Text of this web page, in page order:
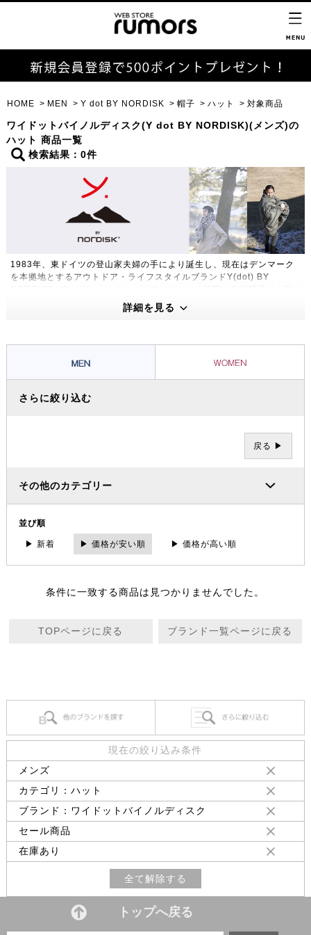
HOME MEN Y dot BY NORDISK 帽子 ハット 対象商品
ワイドットバイノルディスク(Y dot BY NORDISK)(メンズ)の
ハット 商品一覧
検索結果：0件
1983年、東ドイツの登山家夫婦の手により誕生し、現在はデンマーク
を本拠地とするアウトドア・ライフスタイルブランドY(dot) BY
えうる高い機能性・保温性をもつプロダクトは、アウトドアのプロフェ
ッショナルたちから信頼を集め、数々の過酷な冒険やレースを支えてき
詳細を見る
さらに絞り込む
戻る ▶
その他のカテゴリー
並び順
▶ 新着 ▶ 価格が安い順 ▶ 価格が高い順
条件に一致する商品は見つかりませんでした。
TOPページに戻る ブランド一覧ページに戻る
現在の絞り込み条件
メンズ
カテゴリ：ハット
ブランド：ワイドットバイノルディスク
セール商品
在庫あり
全て解除する
トップへ戻る